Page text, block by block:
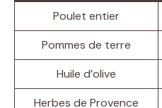
Poulet entier
Pommes de terre
Huile d’olive
Herbes de Provence